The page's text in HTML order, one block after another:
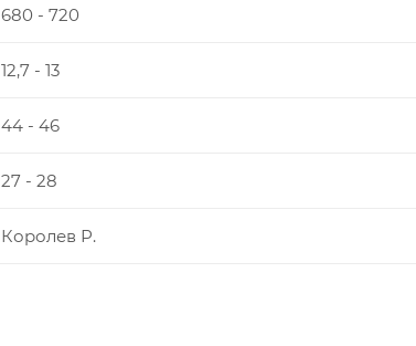
680 - 720
12,7 - 13
44 - 46
27 - 28
Королев Р.